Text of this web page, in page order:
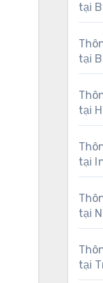
tại
tại
tại
tại
tại
tại